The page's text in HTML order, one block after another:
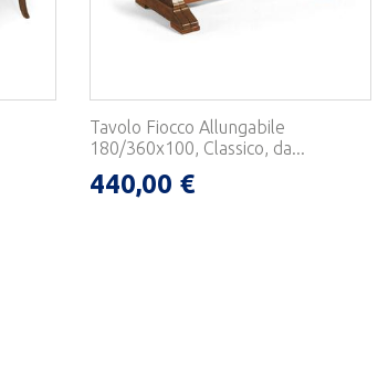
Tavolo Fiocco Allungabile
180/360x100, Classico, da...
440,00 €